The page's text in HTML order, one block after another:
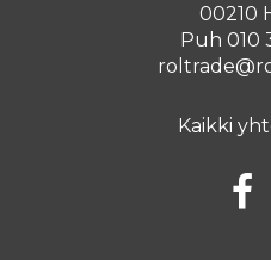
00210
Puh 010
Kaikki